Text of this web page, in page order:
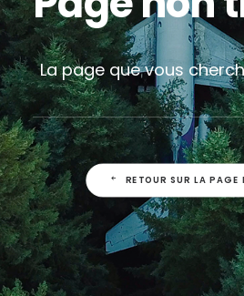
La page que vous
RETOUR SUR LA PAGE